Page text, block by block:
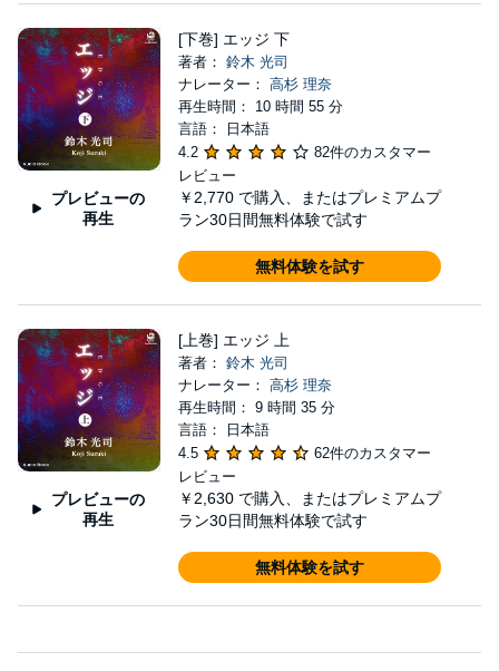
プレビューの
再生
[下巻] エッジ 下
著者： 鈴木 光司
ナレーター： 高杉 理奈
再生時間： 10 時間 55 分
言語： 日本語
4.2
82件のカスタマー
レビュー
￥2,770 で購入、またはプレミアムプ
ラン30日間無料体験で試す
無料体験を試す
プレビューの
再生
[上巻] エッジ 上
著者： 鈴木 光司
ナレーター： 高杉 理奈
再生時間： 9 時間 35 分
言語： 日本語
4.5
62件のカスタマー
レビュー
￥2,630 で購入、またはプレミアムプ
ラン30日間無料体験で試す
無料体験を試す